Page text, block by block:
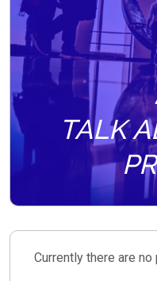
TALK
Currently there are